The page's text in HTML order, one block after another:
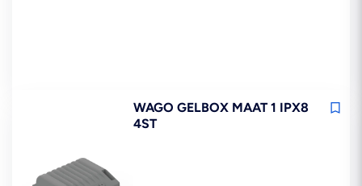
WAGO GELBOX MAAT 1 IPX8
4ST